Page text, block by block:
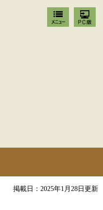
掲載日：2025年1月28日更新